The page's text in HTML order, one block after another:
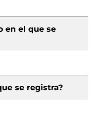
en el que se
se registra?